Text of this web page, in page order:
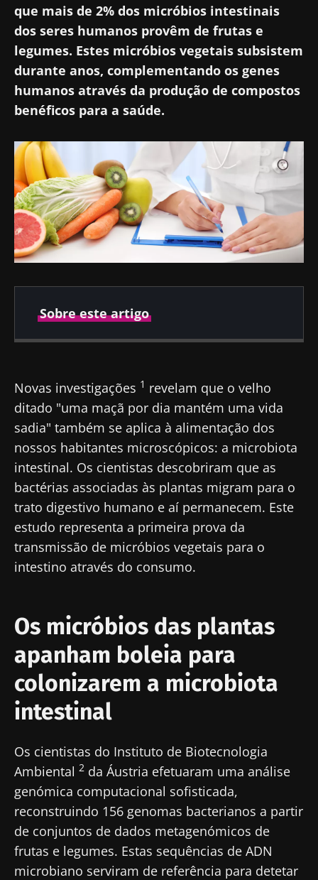
que mais de 2% dos micróbios intestinais
dos seres humanos provêm de frutas e
legumes. Estes micróbios vegetais subsistem
durante anos, complementando os genes
humanos através da produção de compostos
benéficos para a saúde.
Sobre este artigo
Dr Amine Zorgani
22 Janeiro 2024
Atualizado em
31 Julho 2024
Novas investigações 1 revelam que o velho
ditado "uma maçã por dia mantém uma vida
sadia" também se aplica à alimentação dos
nossos habitantes microscópicos: a microbiota
intestinal. Os cientistas descobriram que as
bactérias associadas às plantas migram para o
trato digestivo humano e aí permanecem. Este
estudo representa a primeira prova da
transmissão de micróbios vegetais para o
intestino através do consumo.
Os micróbios das plantas
apanham boleia para
colonizarem a microbiota
intestinal
Os cientistas do Instituto de Biotecnologia
Ambiental 2 da Áustria efetuaram uma análise
genómica computacional sofisticada,
reconstruindo 156 genomas bacterianos a partir
de conjuntos de dados metagenómicos de
frutas e legumes. Estas sequências de ADN
microbiano serviram de referência para detetar